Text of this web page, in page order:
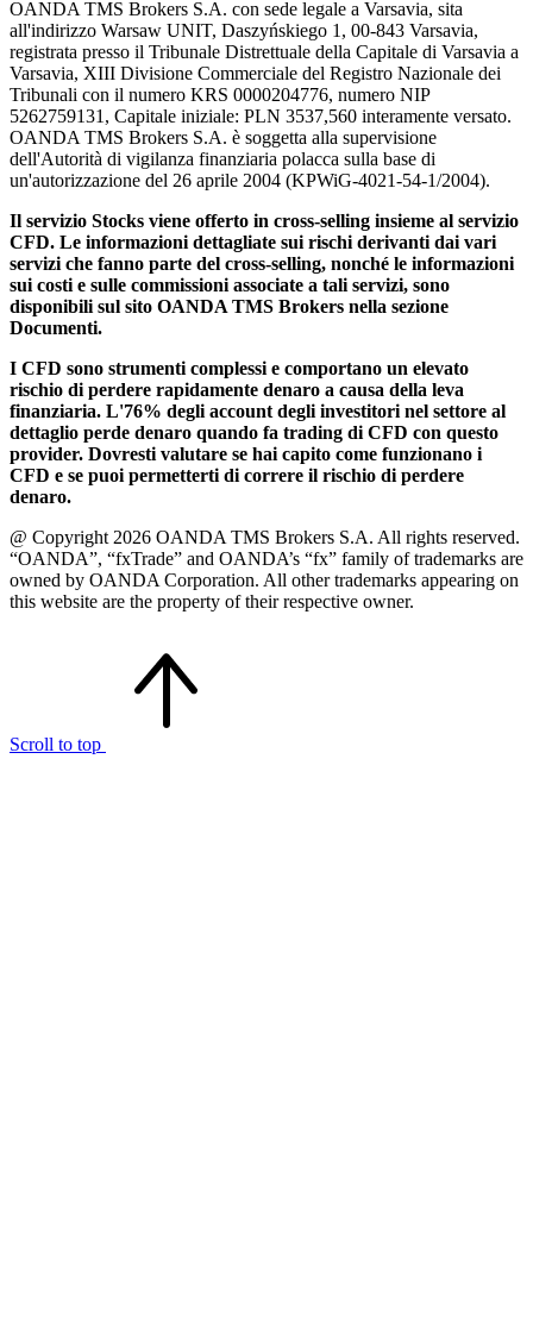
OANDA TMS Brokers S.A. con sede legale a Varsavia, sita
all'indirizzo Warsaw UNIT, Daszyńskiego 1, 00-843 Varsavia,
registrata presso il Tribunale Distrettuale della Capitale di Varsavia a
Varsavia, XIII Divisione Commerciale del Registro Nazionale dei
Tribunali con il numero KRS 0000204776, numero NIP
5262759131, Capitale iniziale: PLN 3537,560 interamente versato.
OANDA TMS Brokers S.A. è soggetta alla supervisione
dell'Autorità di vigilanza finanziaria polacca sulla base di
un'autorizzazione del 26 aprile 2004 (KPWiG-4021-54-1/2004).
Il servizio Stocks viene offerto in cross-selling insieme al servizio
CFD. Le informazioni dettagliate sui rischi derivanti dai vari
servizi che fanno parte del cross-selling, nonché le informazioni
sui costi e sulle commissioni associate a tali servizi, sono
disponibili sul sito OANDA TMS Brokers nella sezione
Documenti.
I CFD sono strumenti complessi e comportano un elevato
rischio di perdere rapidamente denaro a causa della leva
finanziaria. L'76% degli account degli investitori nel settore al
dettaglio perde denaro quando fa trading di CFD con questo
provider. Dovresti valutare se hai capito come funzionano i
CFD e se puoi permetterti di correre il rischio di perdere
denaro.
@ Copyright 2026 OANDA TMS Brokers S.A. All rights reserved.
“OANDA”, “fxTrade” and OANDA’s “fx” family of trademarks are
owned by OANDA Corporation. All other trademarks appearing on
this website are the property of their respective owner.
Scroll to top